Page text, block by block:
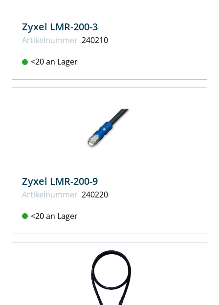
Zyxel LMR-200-3
Artikel­nummer 240210
<20 an Lager
Zyxel LMR-200-9
Artikel­nummer 240220
<20 an Lager